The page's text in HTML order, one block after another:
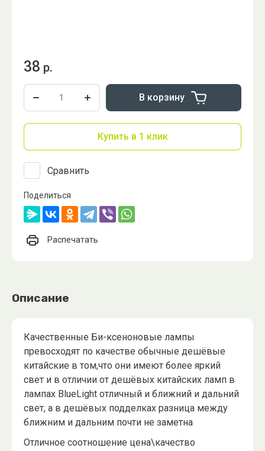
38 р.
В корзину
Купить в 1 клик
Сравнить
Поделиться
Распечатать
Описание
Качественные Би-ксеноновые лампы
превосходят по качестве обычные дешёвые
китайские в том,что они имеют более яркий
свет и в отличии от дешёвых китайских ламп в
лампах BlueLight отличный и ближний и дальний
свет, а в дешёвых подделках разница между
ближним и дальним почти не заметна
Отличное соотношение цена\качество